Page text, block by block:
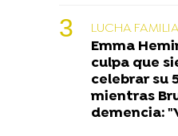
LUCHA
Emma
culpa que
celebrar su
mientras
demencia: